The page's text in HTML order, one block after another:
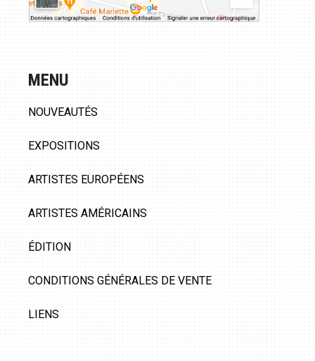
MENU
NOUVEAUTÉS
EXPOSITIONS
ARTISTES EUROPÉENS
ARTISTES AMÉRICAINS
ÉDITION
CONDITIONS GÉNÉRALES DE VENTE
LIENS